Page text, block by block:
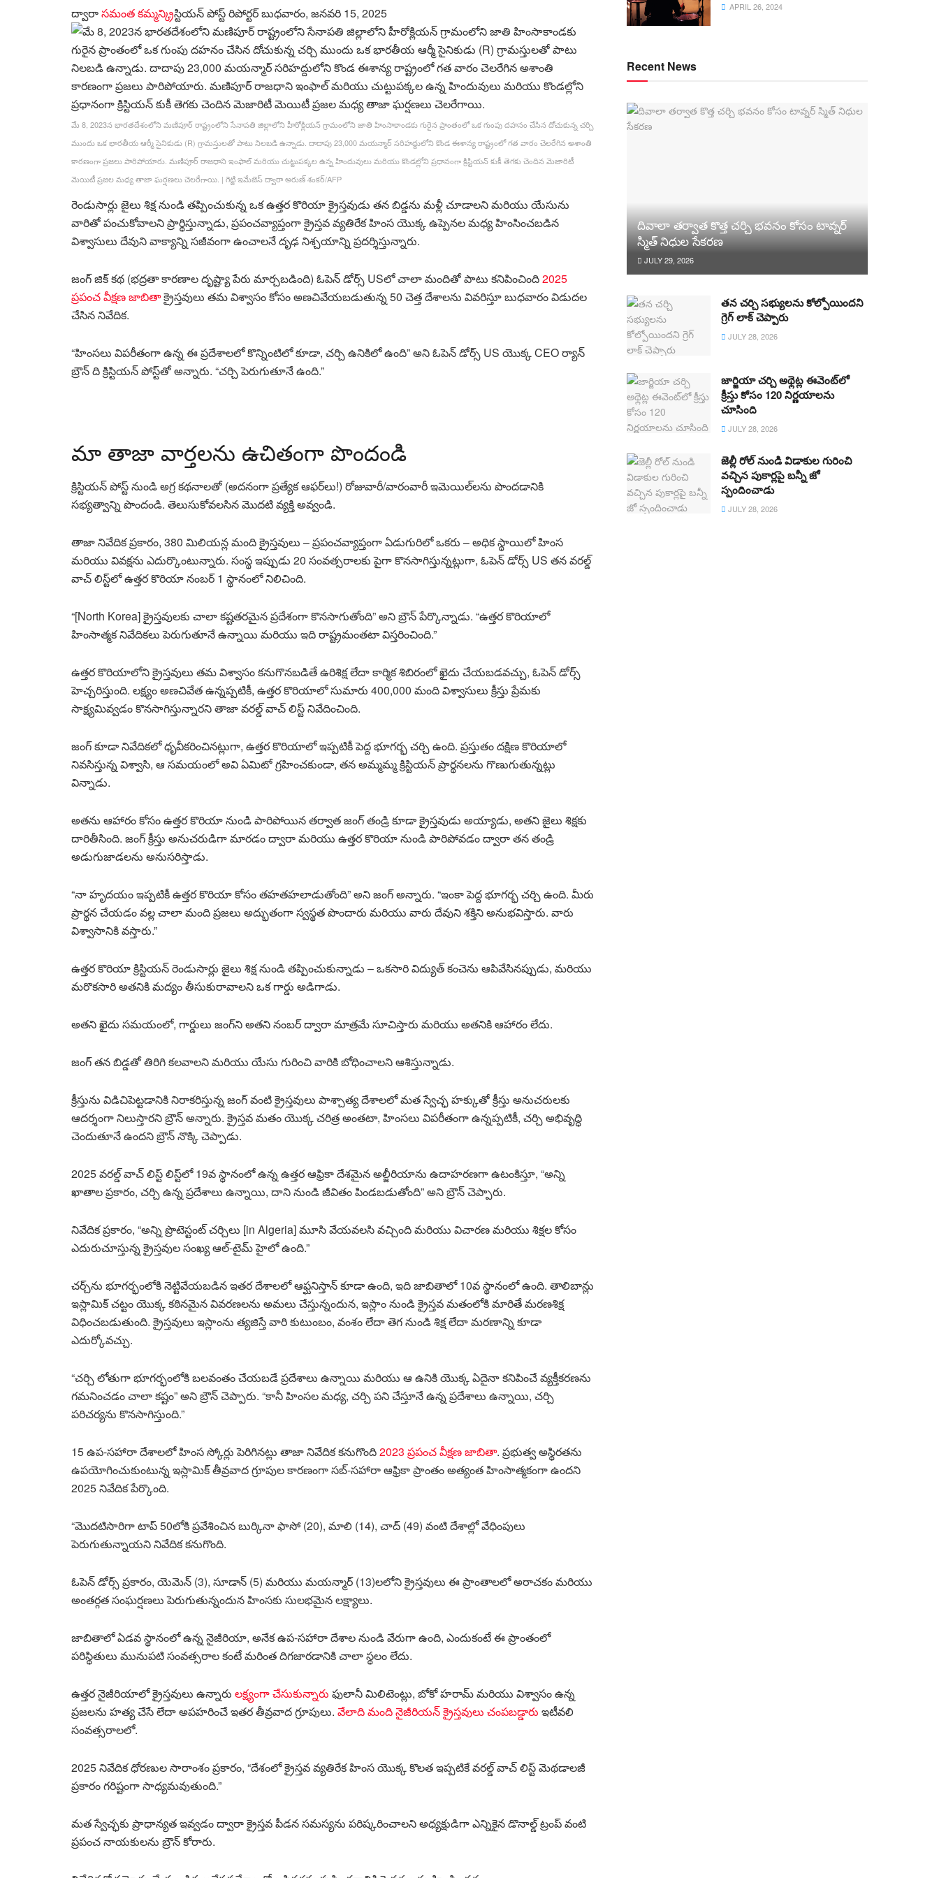
ద్వారాసమంత కమ్మన్క్రిస్టియన్ పోస్ట్ రిపోర్టర్బుధవారం, జనవరి 15, 2025
మే 8, 2023న భారతదేశంలోని మణిపూర్ రాష్ట్రంలోని సేనాపతి జిల్లాలోని హీరోక్లియన్ గ్రామంలోని జాతి హింసాకాండకు గురైన ప్రాంతంలో ఒక గుంపు దహనం చేసిన దోచుకున్న చర్చి
ముందు ఒక భారతీయ ఆర్మీ సైనికుడు (R) గ్రామస్తులతో పాటు నిలబడి ఉన్నాడు. దాదాపు 23,000 మయన్మార్ సరిహద్దులోని కొండ ఈశాన్య రాష్ట్రంలో గత వారం చెలరేగిన అశాంతి
కారణంగా ప్రజలు పారిపోయారు. మణిపూర్ రాజధాని ఇంఫాల్ మరియు చుట్టుపక్కల ఉన్న హిందువులు మరియు కొండల్లోని ప్రధానంగా క్రిస్టియన్ కుకీ తెగకు చెందిన మెజారిటీ
మెయిటీ ప్రజల మధ్య తాజా ఘర్షణలు చెలరేగాయి. | గెట్టి ఇమేజెస్ ద్వారా అరుణ్ శంకర్/AFP
రెండుసార్లు జైలు శిక్ష నుండి తప్పించుకున్న ఒక ఉత్తర కొరియా క్రైస్తవుడు తన బిడ్డను మళ్లీ చూడాలని మరియు యేసును
వారితో పంచుకోవాలని ప్రార్థిస్తున్నాడు, ప్రపంచవ్యాప్తంగా క్రైస్తవ వ్యతిరేక హింస యొక్క ఉప్పెనల మధ్య హింసించబడిన
విశ్వాసులు దేవుని వాక్యాన్ని సజీవంగా ఉంచాలనే దృఢ నిశ్చయాన్ని ప్రదర్శిస్తున్నారు.
జంగ్ జిక్ కథ (భద్రతా కారణాల దృష్ట్యా పేరు మార్చబడింది) ఓపెన్ డోర్స్ USలో చాలా మందితో పాటు కనిపించింది2025
ప్రపంచ వీక్షణ జాబితాక్రైస్తవులు తమ విశ్వాసం కోసం అణచివేయబడుతున్న 50 చెత్త దేశాలను వివరిస్తూ బుధవారం విడుదల
చేసిన నివేదిక.
“హింసలు విపరీతంగా ఉన్న ఈ ప్రదేశాలలో కొన్నింటిలో కూడా, చర్చి ఉనికిలో ఉంది” అని ఓపెన్ డోర్స్ US యొక్క CEO ర్యాన్
బ్రౌన్ ది క్రిస్టియన్ పోస్ట్‌తో అన్నారు. “చర్చి పెరుగుతూనే ఉంది.”
మా తాజా వార్తలను ఉచితంగా పొందండి
క్రిస్టియన్ పోస్ట్ నుండి అగ్ర కథనాలతో (అదనంగా ప్రత్యేక ఆఫర్‌లు!) రోజువారీ/వారంవారీ ఇమెయిల్‌లను పొందడానికి
సభ్యత్వాన్ని పొందండి. తెలుసుకోవలసిన మొదటి వ్యక్తి అవ్వండి.
తాజా నివేదిక ప్రకారం, 380 మిలియన్ల మంది క్రైస్తవులు – ప్రపంచవ్యాప్తంగా ఏడుగురిలో ఒకరు – అధిక స్థాయిలో హింస
మరియు వివక్షను ఎదుర్కొంటున్నారు. సంస్థ ఇప్పుడు 20 సంవత్సరాలకు పైగా కొనసాగిస్తున్నట్లుగా, ఓపెన్ డోర్స్ US తన వరల్డ్
వాచ్ లిస్ట్‌లో ఉత్తర కొరియా నంబర్ 1 స్థానంలో నిలిచింది.
“[North Korea] క్రైస్తవులకు చాలా కష్టతరమైన ప్రదేశంగా కొనసాగుతోంది” అని బ్రౌన్ పేర్కొన్నాడు. “ఉత్తర కొరియాలో
హింసాత్మక నివేదికలు పెరుగుతూనే ఉన్నాయి మరియు ఇది రాష్ట్రమంతటా విస్తరించింది.”
ఉత్తర కొరియాలోని క్రైస్తవులు తమ విశ్వాసం కనుగొనబడితే ఉరిశిక్ష లేదా కార్మిక శిబిరంలో ఖైదు చేయబడవచ్చు, ఓపెన్ డోర్స్
హెచ్చరిస్తుంది. లక్ష్యం అణచివేత ఉన్నప్పటికీ, ఉత్తర కొరియాలో సుమారు 400,000 మంది విశ్వాసులు క్రీస్తు ప్రేమకు
సాక్ష్యమివ్వడం కొనసాగిస్తున్నారని తాజా వరల్డ్ వాచ్ లిస్ట్ నివేదించింది.
జంగ్ కూడా నివేదికలో ధృవీకరించినట్లుగా, ఉత్తర కొరియాలో ఇప్పటికీ పెద్ద భూగర్భ చర్చి ఉంది. ప్రస్తుతం దక్షిణ కొరియాలో
నివసిస్తున్న విశ్వాసి, ఆ సమయంలో అవి ఏమిటో గ్రహించకుండా, తన అమ్మమ్మ క్రిస్టియన్ ప్రార్థనలను గొణుగుతున్నట్లు
విన్నాడు.
అతను ఆహారం కోసం ఉత్తర కొరియా నుండి పారిపోయిన తర్వాత జంగ్ తండ్రి కూడా క్రైస్తవుడు అయ్యాడు, అతని జైలు శిక్షకు
దారితీసింది. జంగ్ క్రీస్తు అనుచరుడిగా మారడం ద్వారా మరియు ఉత్తర కొరియా నుండి పారిపోవడం ద్వారా తన తండ్రి
అడుగుజాడలను అనుసరిస్తాడు.
“నా హృదయం ఇప్పటికీ ఉత్తర కొరియా కోసం తహతహలాడుతోంది” అని జంగ్ అన్నారు. “ఇంకా పెద్ద భూగర్భ చర్చి ఉంది. మీరు
ప్రార్థన చేయడం వల్ల చాలా మంది ప్రజలు అద్భుతంగా స్వస్థత పొందారు మరియు వారు దేవుని శక్తిని అనుభవిస్తారు. వారు
విశ్వాసానికి వస్తారు.”
ఉత్తర కొరియా క్రిస్టియన్ రెండుసార్లు జైలు శిక్ష నుండి తప్పించుకున్నాడు – ఒకసారి విద్యుత్ కంచెను ఆపివేసినప్పుడు, మరియు
మరొకసారి అతనికి మద్యం తీసుకురావాలని ఒక గార్డు అడిగాడు.
అతని ఖైదు సమయంలో, గార్డులు జంగ్‌ని అతని నంబర్ ద్వారా మాత్రమే సూచిస్తారు మరియు అతనికి ఆహారం లేదు.
జంగ్ తన బిడ్డతో తిరిగి కలవాలని మరియు యేసు గురించి వారికి బోధించాలని ఆశిస్తున్నాడు.
క్రీస్తును విడిచిపెట్టడానికి నిరాకరిస్తున్న జంగ్ వంటి క్రైస్తవులు పాశ్చాత్య దేశాలలో మత స్వేచ్ఛ హక్కుతో క్రీస్తు అనుచరులకు
ఆదర్శంగా నిలుస్తారని బ్రౌన్ అన్నారు. క్రైస్తవ మతం యొక్క చరిత్ర అంతటా, హింసలు విపరీతంగా ఉన్నప్పటికీ, చర్చి అభివృద్ధి
చెందుతూనే ఉందని బ్రౌన్ నొక్కి చెప్పాడు.
2025 వరల్డ్ వాచ్ లిస్ట్ లిస్ట్‌లో 19వ స్థానంలో ఉన్న ఉత్తర ఆఫ్రికా దేశమైన అల్జీరియాను ఉదాహరణగా ఉటంకిస్తూ, “అన్ని
ఖాతాల ప్రకారం, చర్చి ఉన్న ప్రదేశాలు ఉన్నాయి, దాని నుండి జీవితం పిండబడుతోంది” అని బ్రౌన్ చెప్పారు.
నివేదిక ప్రకారం, “అన్ని ప్రొటెస్టంట్ చర్చిలు [in Algeria] మూసి వేయవలసి వచ్చింది మరియు విచారణ మరియు శిక్షల కోసం
ఎదురుచూస్తున్న క్రైస్తవుల సంఖ్య ఆల్-టైమ్ హైలో ఉంది.”
చర్చ్‌ను భూగర్భంలోకి నెట్టివేయబడిన ఇతర దేశాలలో ఆఫ్ఘనిస్తాన్ కూడా ఉంది, ఇది జాబితాలో 10వ స్థానంలో ఉంది. తాలిబాన్లు
ఇస్లామిక్ చట్టం యొక్క కఠినమైన వివరణలను అమలు చేస్తున్నందున, ఇస్లాం నుండి క్రైస్తవ మతంలోకి మారితే మరణశిక్ష
విధించబడుతుంది. క్రైస్తవులు ఇస్లాంను త్యజిస్తే వారి కుటుంబం, వంశం లేదా తెగ నుండి శిక్ష లేదా మరణాన్ని కూడా
ఎదుర్కోవచ్చు.
“చర్చి లోతుగా భూగర్భంలోకి బలవంతం చేయబడే ప్రదేశాలు ఉన్నాయి మరియు ఆ ఉనికి యొక్క ఏదైనా కనిపించే వ్యక్తీకరణను
గమనించడం చాలా కష్టం” అని బ్రౌన్ చెప్పారు. “కానీ హింసల మధ్య, చర్చి పని చేస్తూనే ఉన్న ప్రదేశాలు ఉన్నాయి, చర్చి
పరిచర్యను కొనసాగిస్తుంది.”
15 ఉప-సహారా దేశాలలో హింస స్కోర్లు పెరిగినట్లు తాజా నివేదిక కనుగొంది2023 ప్రపంచ వీక్షణ జాబితా. ప్రభుత్వ అస్థిరతను
ఉపయోగించుకుంటున్న ఇస్లామిక్ తీవ్రవాద గ్రూపుల కారణంగా సబ్-సహారా ఆఫ్రికా ప్రాంతం అత్యంత హింసాత్మకంగా ఉందని
2025 నివేదిక పేర్కొంది.
“మొదటిసారిగా టాప్ 50లోకి ప్రవేశించిన బుర్కినా ఫాసో (20), మాలి (14), చాద్ (49) వంటి దేశాల్లో వేధింపులు
పెరుగుతున్నాయని నివేదిక కనుగొంది.
ఓపెన్ డోర్స్ ప్రకారం, యెమెన్ (3), సూడాన్ (5) మరియు మయన్మార్ (13)లలోని క్రైస్తవులు ఈ ప్రాంతాలలో అరాచకం మరియు
అంతర్గత సంఘర్షణలు పెరుగుతున్నందున హింసకు సులభమైన లక్ష్యాలు.
జాబితాలో ఏడవ స్థానంలో ఉన్న నైజీరియా, అనేక ఉప-సహారా దేశాల నుండి వేరుగా ఉంది, ఎందుకంటే ఈ ప్రాంతంలో
పరిస్థితులు మునుపటి సంవత్సరాల కంటే మరింత దిగజారడానికి చాలా స్థలం లేదు.
ఉత్తర నైజీరియాలో క్రైస్తవులు ఉన్నారు లక్ష్యంగా చేసుకున్నారు ఫులానీ మిలిటెంట్లు, బోకో హరామ్ మరియు విశ్వాసం ఉన్న
ప్రజలను హత్య చేసే లేదా అపహరించే ఇతర తీవ్రవాద గ్రూపులు. వేలాది మంది నైజీరియన్ క్రైస్తవులు చంపబడ్డారు ఇటీవలి
సంవత్సరాలలో.
2025 నివేదిక ధోరణుల సారాంశం ప్రకారం, “దేశంలో క్రైస్తవ వ్యతిరేక హింస యొక్క కొలత ఇప్పటికే వరల్డ్ వాచ్ లిస్ట్ మెథడాలజీ
ప్రకారం గరిష్టంగా సాధ్యమవుతుంది.”
మత స్వేచ్ఛకు ప్రాధాన్యత ఇవ్వడం ద్వారా క్రైస్తవ పీడన సమస్యను పరిష్కరించాలని అధ్యక్షుడిగా ఎన్నికైన డొనాల్డ్ ట్రంప్ వంటి
ప్రపంచ నాయకులను బ్రౌన్ కోరారు.
APRIL 26, 2024
Recent News
దివాలా తర్వాత కొత్త చర్చి భవనం కోసం టావ్నర్
స్మిత్ నిధుల సేకరణ
JULY 29, 2026
తన చర్చి సభ్యులను కోల్పోయిందని
గ్రెగ్ లాక్ చెప్పారు
JULY 28, 2026
జార్జియా చర్చి అథ్లెట్ల ఈవెంట్‌లో
క్రీస్తు కోసం 120 నిర్ణయాలను
చూసింది
JULY 28, 2026
జెల్లీ రోల్ నుండి విడాకుల గురించి
వచ్చిన పుకార్లపై బన్నీ జో
స్పందించాడు
JULY 28, 2026